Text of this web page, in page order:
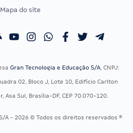
Calendário OAB
Mapa do site
Gran Tecnologia e Educação S/A, CNPJ:
02, Bloco J, Lote 10, Edifício Carlton
Asa Sul, Brasília-DF, CEP 70.070-120.
A - 2026 © Todos os direitos reservados ®